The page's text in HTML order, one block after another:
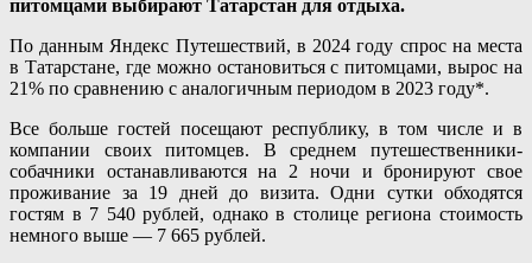
питомцами выбирают Татарстан для отдыха.
По данным Яндекс Путешествий, в 2024 году спрос на места
в Татарстане, где можно остановиться с питомцами, вырос на
21% по сравнению с аналогичным периодом в 2023 году*.
Все больше гостей посещают республику, в том числе и в
компании своих питомцев. В среднем путешественники-
собачники останавливаются на 2 ночи и бронируют свое
проживание за 19 дней до визита. Одни сутки обходятся
гостям в 7 540 рублей, однако в столице региона стоимость
немного выше — 7 665 рублей.